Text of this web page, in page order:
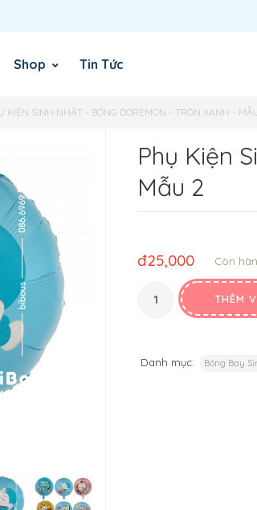
Shop Tin Tức
KIỆN SINH NHẬT - BÓNG DOREMON - TRÒN XANH -
Phụ Kiện
Mẫu 2
đ25,000 Còn
THÊM
Danh mục: Bóng Bay